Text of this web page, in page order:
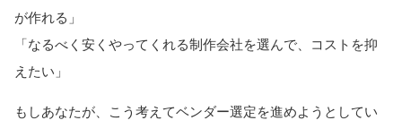
が作れる」
「なるべく安くやってくれる制作会社を選んで、コストを抑
えたい」
もしあなたが、こう考えてベンダー選定を進めようとしてい